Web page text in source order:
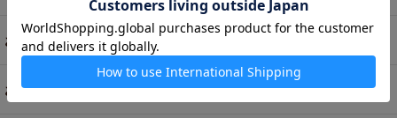
お菓子・食品・飲料
お買い得商品